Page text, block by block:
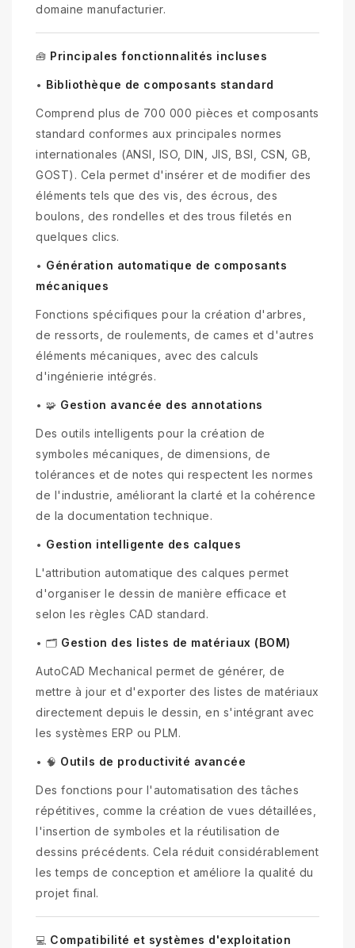
domaine manufacturier.
🧰 Principales fonctionnalités incluses
• Bibliothèque de composants standard
Comprend plus de 700 000 pièces et composants
standard conformes aux principales normes
internationales (ANSI, ISO, DIN, JIS, BSI, CSN, GB,
GOST). Cela permet d'insérer et de modifier des
éléments tels que des vis, des écrous, des
boulons, des rondelles et des trous filetés en
quelques clics.
• Génération automatique de composants
mécaniques
Fonctions spécifiques pour la création d'arbres,
de ressorts, de roulements, de cames et d'autres
éléments mécaniques, avec des calculs
d'ingénierie intégrés.
• 🧩 Gestion avancée des annotations
Des outils intelligents pour la création de
symboles mécaniques, de dimensions, de
tolérances et de notes qui respectent les normes
de l'industrie, améliorant la clarté et la cohérence
de la documentation technique.
• Gestion intelligente des calques
L'attribution automatique des calques permet
d'organiser le dessin de manière efficace et
selon les règles CAD standard.
• 🗂 Gestion des listes de matériaux (BOM)
AutoCAD Mechanical permet de générer, de
mettre à jour et d'exporter des listes de matériaux
directement depuis le dessin, en s'intégrant avec
les systèmes ERP ou PLM.
• 🧠 Outils de productivité avancée
Des fonctions pour l'automatisation des tâches
répétitives, comme la création de vues détaillées,
l'insertion de symboles et la réutilisation de
dessins précédents. Cela réduit considérablement
les temps de conception et améliore la qualité du
projet final.
💻 Compatibilité et systèmes d'exploitation